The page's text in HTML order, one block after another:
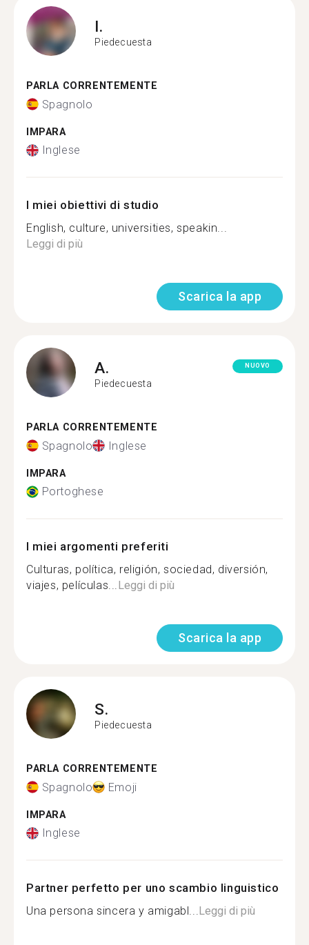
I.
Piedecuesta
PARLA CORRENTEMENTE
Spagnolo
IMPARA
Inglese
I miei obiettivi di studio
English, culture, universities, speakin...
Leggi di più
Scarica la app
A.
Piedecuesta
NUOVO
PARLA CORRENTEMENTE
Spagnolo Inglese
IMPARA
Portoghese
I miei argomenti preferiti
Culturas, política, religión, sociedad, diversión,
viajes, películas...Leggi di più
Scarica la app
S.
Piedecuesta
PARLA CORRENTEMENTE
Spagnolo Emoji
IMPARA
Inglese
Partner perfetto per uno scambio linguistico
Una persona sincera y amigabl...Leggi di più